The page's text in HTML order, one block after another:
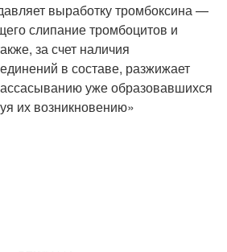
выработку тромбоксина —
слипание тромбоцитов и
за счет наличия
в составе, разжижает
уже образовавшихся
их возникновению»